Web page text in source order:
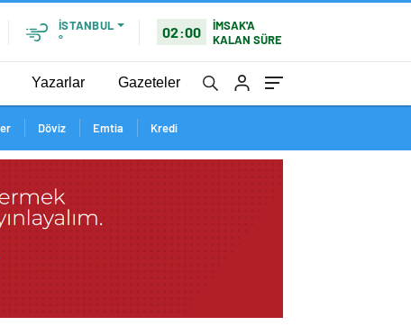
İSTANBUL
°
02:00
İMSAK'A
KALAN SÜRE
Yazarlar Gazeteler
Döviz Emtia Kredi